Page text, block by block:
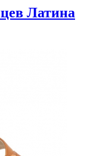
Латина